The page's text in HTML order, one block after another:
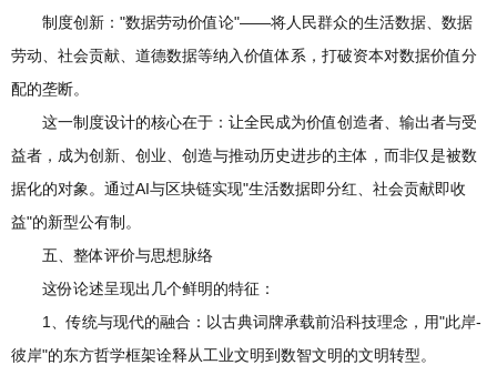
制度创新："数据劳动价值论"——将人民群众的生活数据、数据
劳动、社会贡献、道德数据等纳入价值体系，打破资本对数据价值分
配的垄断。
这一制度设计的核心在于：让全民成为价值创造者、输出者与受
益者，成为创新、创业、创造与推动历史进步的主体，而非仅是被数
据化的对象。通过AI与区块链实现"生活数据即分红、社会贡献即收
益"的新型公有制。
五、整体评价与思想脉络
这份论述呈现出几个鲜明的特征：
1、传统与现代的融合：以古典词牌承载前沿科技理念，用"此岸-
彼岸"的东方哲学框架诠释从工业文明到数智文明的文明转型。